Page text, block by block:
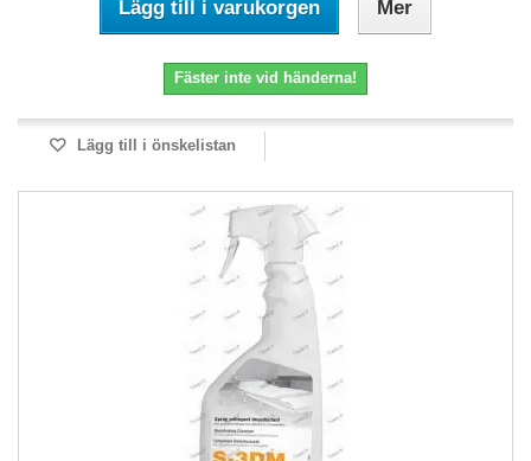
Lägg till i varukorgen Mer
Fäster inte vid händerna!
Lägg till i önskelistan